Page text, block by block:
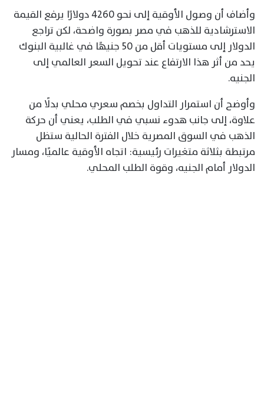
وأضاف أن وصول الأوقية إلى نحو 4260 دولارًا يرفع القيمة
الاسترشادية للذهب في مصر بصورة واضحة، لكن تراجع
الدولار إلى مستويات أقل من 50 جنيهًا في غالبية البنوك
يحد من أثر هذا الارتفاع عند تحويل السعر العالمي إلى
الجنيه.
وأوضح أن استمرار التداول بخصم سعري محلي بدلًا من
علاوة، إلى جانب هدوء نسبي في الطلب، يعني أن حركة
الذهب في السوق المصرية خلال الفترة الحالية ستظل
مرتبطة بثلاثة متغيرات رئيسية: اتجاه الأوقية عالميًا، ومسار
الدولار أمام الجنيه، وقوة الطلب المحلي.